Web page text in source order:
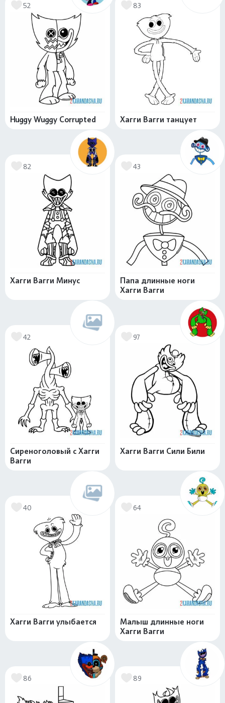
52
Huggy Wuggy Corrupted
83
Хагги Вагги танцует
82
Хагги Вагги Минус
43
Папа длинные ноги
Хагги Вагги
42
Сиреноголовый с Хагги
Вагги
97
Хагги Вагги Сили Били
40
Хагги Вагги улыбается
64
Малыш длинные ноги
Хагги Вагги
86 89